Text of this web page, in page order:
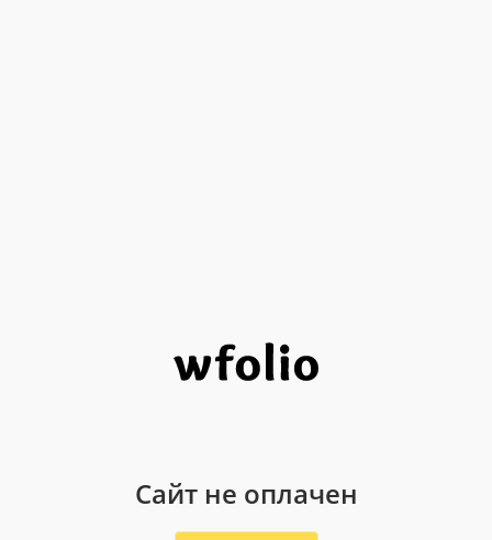
Сайт не оплачен